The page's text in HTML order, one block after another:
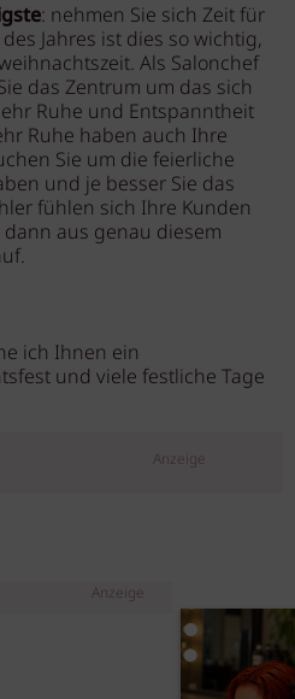
: nehmen Sie sich Zeit für
Jahres ist dies so wichtig,
Als Salonchef
das Zentrum um das sich
Ruhe und Entspanntheit
Ruhe haben auch Ihre
Sie um die feierliche
und je besser Sie das
fühlen sich Ihre Kunden
aus genau diesem
ich Ihnen ein
und viele festliche Tage
Anzeige
Anzeige